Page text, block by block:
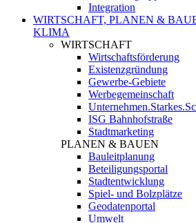
Integration
WIRTSCHAFT, PLANEN &
KLIMA
WIRTSCHAFT
Wirtschaftsförderung
Existenzgründung
Gewerbe-Gebiete
Werbegemeinschaft
ISG Bahnhofstraße
Stadtmarketing
PLANEN & BAUEN
Bauleitplanung
Beteiligungsportal
Stadtentwicklung
Spiel- und Bolzplätze
Geodatenportal
Umwelt